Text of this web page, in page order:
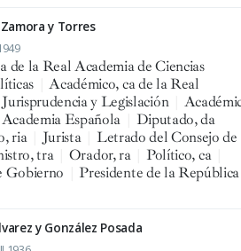
y Torres
de la Real Academia de Ciencias
Académico, ca de la Real
y Legislación
Española
Diputado, da
ria
Jurista
Letrado del Consejo de
tra Orador, ra Político, ca
Gobierno
Presidente de la República
y González Posada